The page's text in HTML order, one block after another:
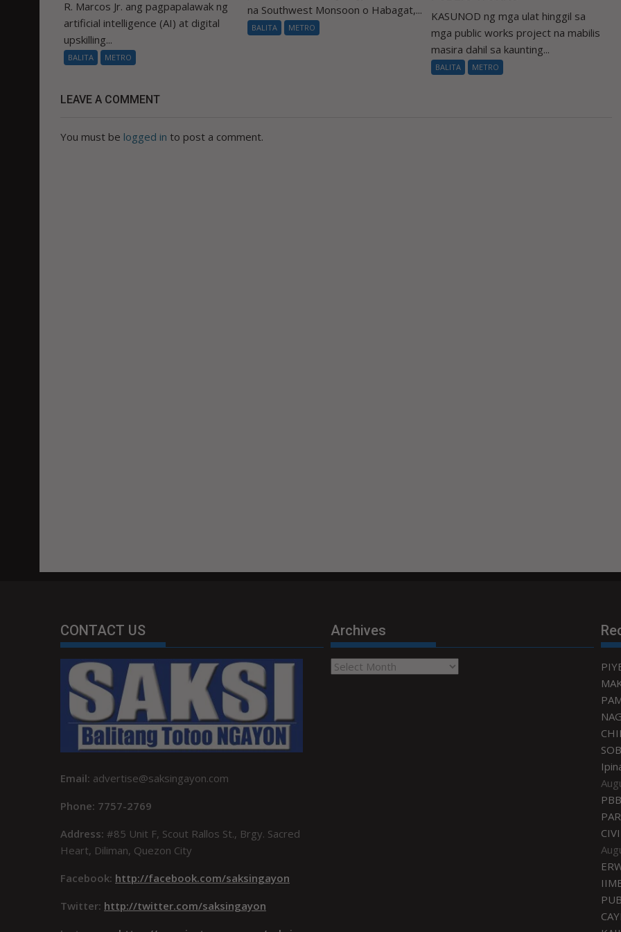
R. Marcos Jr. ang pagpapalawak ng
artificial intelligence (AI) at digital
upskilling...
BALITA METRO
na Southwest Monsoon o Habagat,...
BALITA METRO
KASUNOD ng mga ulat hinggil sa
mga public works project na mabilis
masira dahil sa kaunting...
BALITA METRO
LEAVE A COMMENT
You must be logged in to post a comment.
CONTACT US
Email: advertise@saksingayon.com
Phone: 7757-2769
Address: #85 Unit F, Scout Rallos St., Brgy. Sacred
Heart, Diliman, Quezon City
Facebook: http://facebook.com/saksingayon
Twitter: http://twitter.com/saksingayon
Archives
Archives